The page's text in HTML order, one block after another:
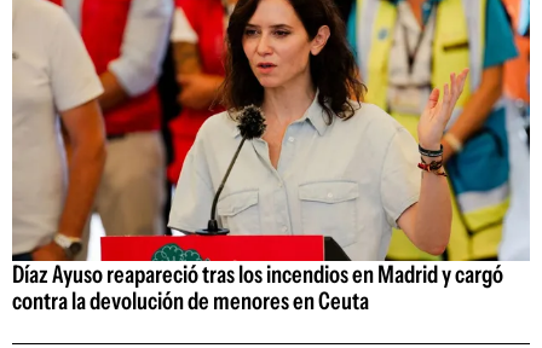
Díaz Ayuso reapareció tras los incendios en Madrid y cargó
contra la devolución de menores en Ceuta